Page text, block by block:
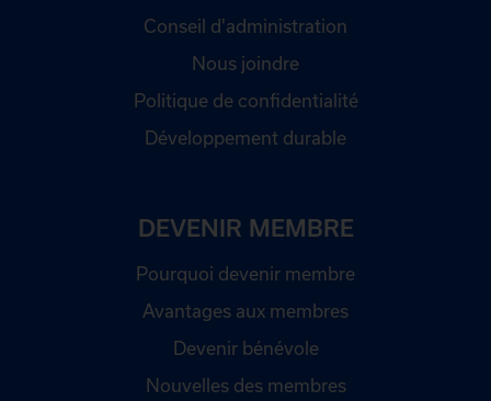
Conseil d'administration
Nous joindre
Politique de confidentialité
Développement durable
DEVENIR MEMBRE
Pourquoi devenir membre
Avantages aux membres
Devenir bénévole
Nouvelles des membres